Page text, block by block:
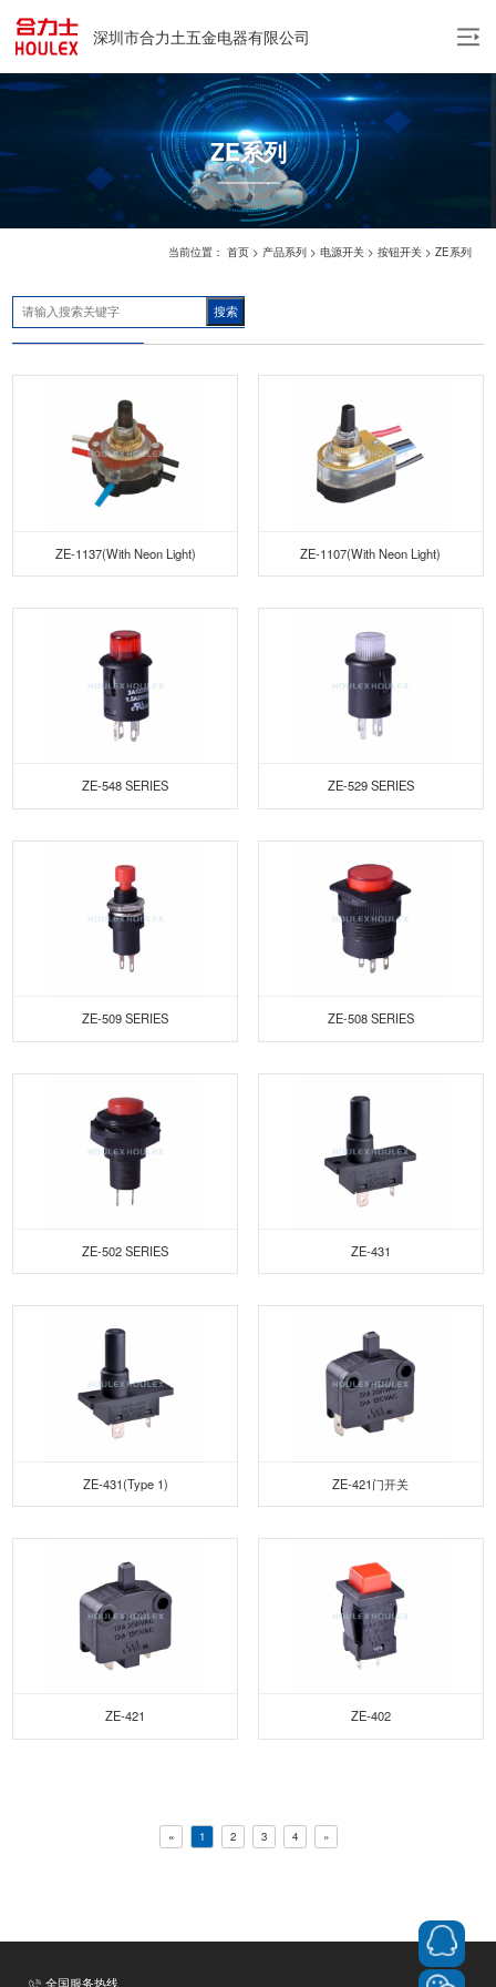
深圳市合力土五金电器有限公司
ZE系列
当前位置：首页 > 产品系列 > 电源开关 > 按钮开关 > ZE系列
搜索
ZE-1137(With Neon Light) ZE-1107(With Neon Light)
ZE-548 SERIES ZE-529 SERIES
ZE-509 SERIES ZE-508 SERIES
ZE-502 SERIES ZE-431
ZE-431(Type 1) ZE-421门开关
ZE-421 ZE-402
« 1 2 3 4 »
全国服务热线